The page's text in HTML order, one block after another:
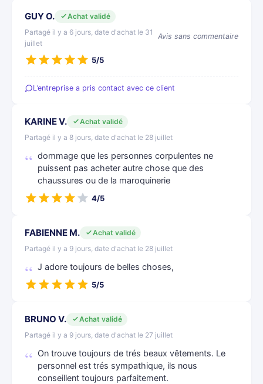
GUY O.
Achat validé
Partagé il y a 6 jours, date d'achat le 31
juillet
Avis sans commentaire
5/5
L’entreprise a pris contact avec ce client
KARINE V.
Achat validé
Partagé il y a 8 jours, date d'achat le 28 juillet
dommage que les personnes corpulentes ne
puissent pas acheter autre chose que des
chaussures ou de la maroquinerie
4/5
FABIENNE M.
Achat validé
Partagé il y a 9 jours, date d'achat le 28 juillet
J adore toujours de belles choses,
5/5
BRUNO V.
Achat validé
Partagé il y a 9 jours, date d'achat le 27 juillet
On trouve toujours de trés beaux vêtements. Le
personnel est trés sympathique, ils nous
conseillent toujours parfaitement.